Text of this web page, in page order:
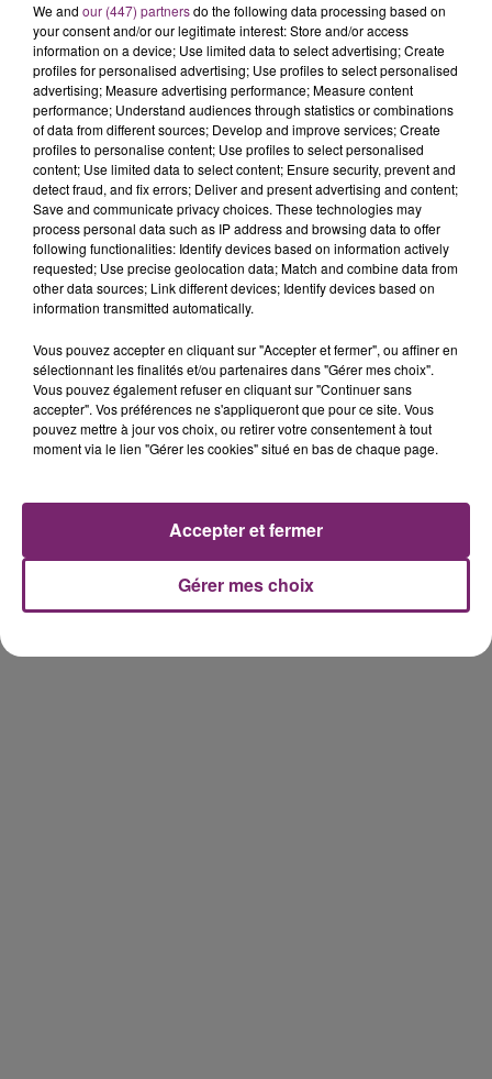
La Bulle - Guinguette éphémère
de Frelinghien !
éclipse solaire du 12 Août 2026
158 pompiers de la région sont
partis hier soir pour la Gironde
We and our (447) partnersdo the following data processing based on
your consent and/or our legitimate interest: Store and/or access
information on a device; Use limited data to select advertising; Create
profiles for personalised advertising; Use profiles to select personalised
advertising; Measure advertising performance; Measure content
performance; Understand audiences through statistics or combinations
of data from different sources; Develop and improve services; Create
profiles to personalise content; Use profiles to select personalised
content; Use limited data to select content; Ensure security, prevent and
detect fraud, and fix errors; Deliver and present advertising and content;
Save and communicate privacy choices. These technologies may
process personal data such as IP address and browsing data to offer
following functionalities: Identify devices based on information actively
requested; Use precise geolocation data; Match and combine data from
other data sources; Link different devices; Identify devices based on
information transmitted automatically.
Vous pouvez accepter en cliquant sur "Accepter et fermer", ou affiner en
sélectionnant les finalités et/ou partenaires dans "Gérer mes choix".
Vous pouvez également refuser en cliquant sur "Continuer sans
accepter". Vos préférences ne s'appliqueront que pour ce site. Vous
pouvez mettre à jour vos choix, ou retirer votre consentement à tout
moment via le lien "Gérer les cookies" situé en bas de chaque page.
Gérer mes choix
Accepter et fermer